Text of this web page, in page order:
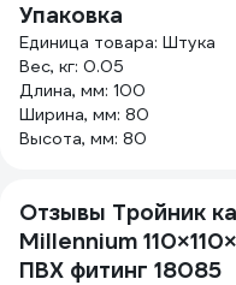
Упаковка
Единица товара: Штука
Вес, кг: 0.05
Длина, мм: 100
Ширина, мм: 80
Высота, мм: 80
Отзывы Тройник
Millennium
ПВХ фитинг 18085